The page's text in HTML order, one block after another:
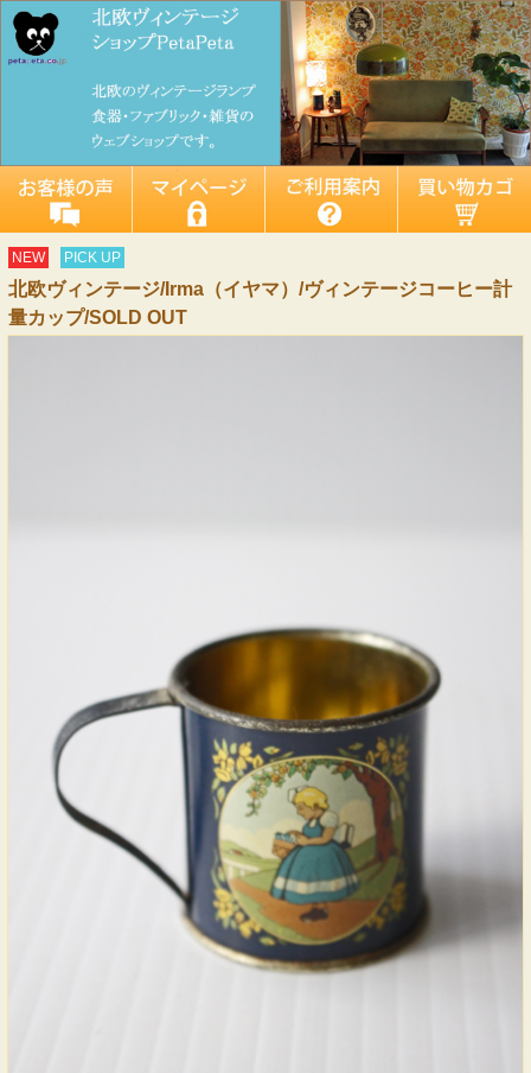
NEW PICK UP
北欧ヴィンテージ/Irma（イヤマ）/ヴィンテージコーヒー計
量カップ/SOLD OUT